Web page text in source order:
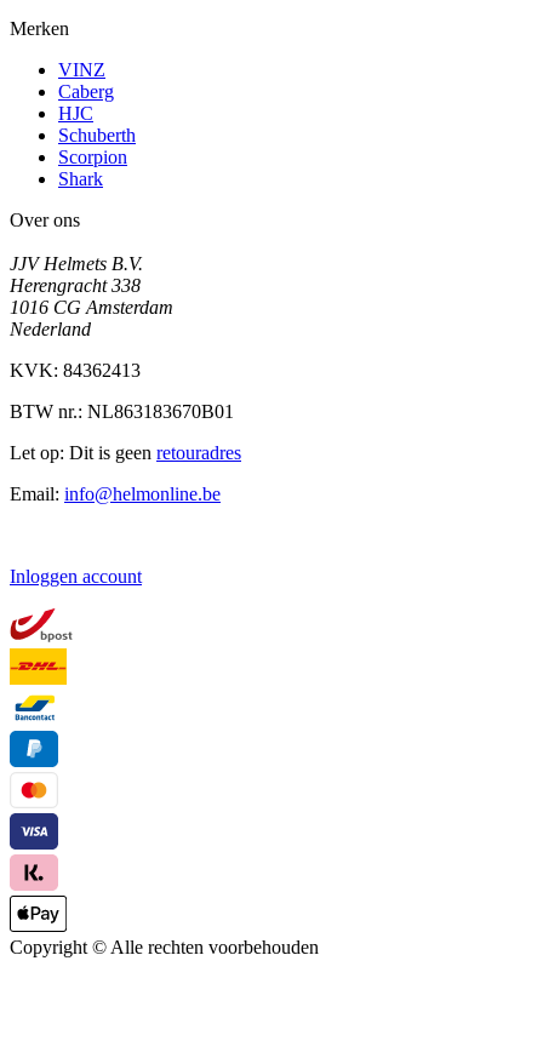
Merken
VINZ
Caberg
HJC
Schuberth
Scorpion
Shark
Over ons
JJV Helmets B.V.
Herengracht 338
1016 CG Amsterdam
Nederland
KVK: 84362413
BTW nr.: NL863183670B01
Let op: Dit is geen retouradres
Email: info@helmonline.be
Inloggen account
Copyright © Alle rechten voorbehouden